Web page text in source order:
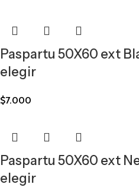
Paspartu 50X60 ext
elegir
$7.000
Paspartu 50X60 ext
elegir